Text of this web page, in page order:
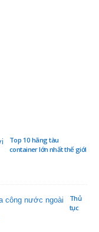
Top 10 hãng tàu
container lớn nhất thế giới
Thủ
tục